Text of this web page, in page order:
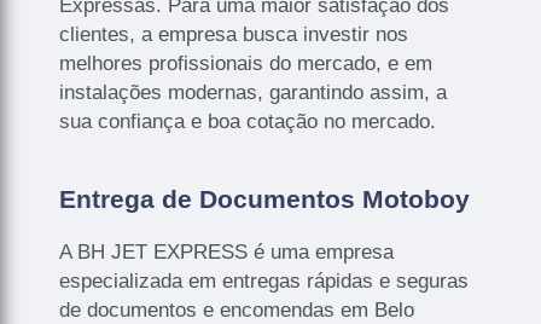
Expressas. Para uma maior satisfação dos
clientes, a empresa busca investir nos
melhores profissionais do mercado, e em
instalações modernas, garantindo assim, a
sua confiança e boa cotação no mercado.
Entrega de Documentos Motoboy
A BH JET EXPRESS é uma empresa
especializada em entregas rápidas e seguras
de documentos e encomendas em Belo